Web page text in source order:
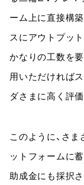
ーム上に直接構
スにアウトプッ
かなりの工数を
用いただければ
ダさまに高く評
このように、さ
ットフォームに
助成金にも採択